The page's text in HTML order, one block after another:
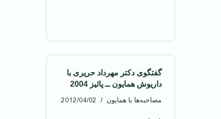
گفتگوی دکتر مهرداد حریری با
داریوش همایون ــ پائیز 2004
مصاحبه‌ها با همایون 2012/04/02